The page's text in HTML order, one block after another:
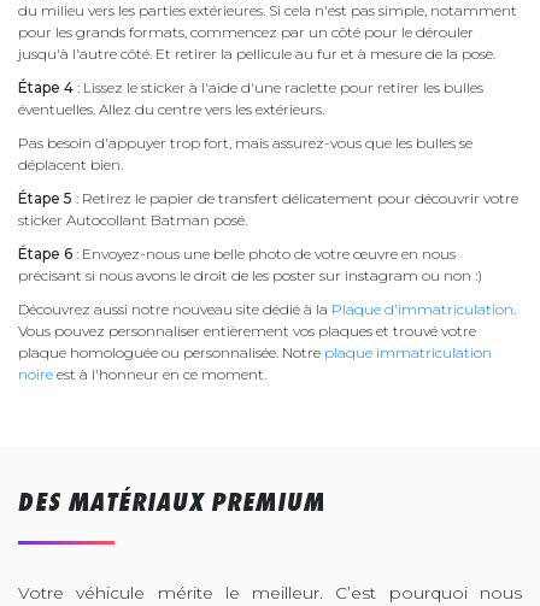
du milieu vers les parties extérieures. Si cela n'est pas simple, notamment
pour les grands formats, commencez par un côté pour le dérouler
jusqu'à l'autre côté. Et retirer la pellicule au fur et à mesure de la pose.
Étape 4 : Lissez le sticker à l'aide d'une raclette pour retirer les bulles
éventuelles. Allez du centre vers les extérieurs.
Pas besoin d'appuyer trop fort, mais assurez-vous que les bulles se
déplacent bien.
Étape 5 : Retirez le papier de transfert délicatement pour découvrir votre
sticker Autocollant Batman posé.
Étape 6 : Envoyez-nous une belle photo de votre œuvre en nous
précisant si nous avons le droit de les poster sur instagram ou non :)
Découvrez aussi notre nouveau site dédié à la Plaque d'immatriculation.
Vous pouvez personnaliser entièrement vos plaques et trouvé votre
plaque homologuée ou personnalisée. Notre plaque immatriculation
noire est à l'honneur en ce moment.
DES MATÉRIAUX PREMIUM
Votre véhicule mérite le meilleur. C’est pourquoi nous